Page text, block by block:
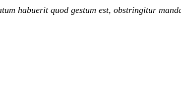
habuerit quod gestum est, obstringitur